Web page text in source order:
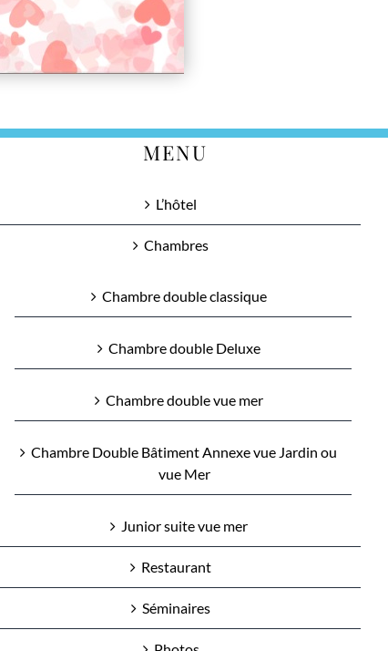
MENU
L’hôtel
Chambres
Chambre double classique
Chambre double Deluxe
Chambre double vue mer
Chambre Double Bâtiment Annexe vue Jardin ou
vue Mer
Junior suite vue mer
Restaurant
Séminaires